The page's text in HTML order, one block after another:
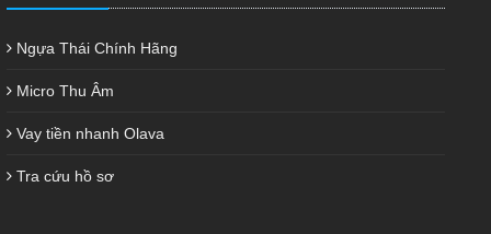
Ngựa Thái Chính Hãng
Micro Thu Âm
Vay tiền nhanh Olava
Tra cứu hồ sơ